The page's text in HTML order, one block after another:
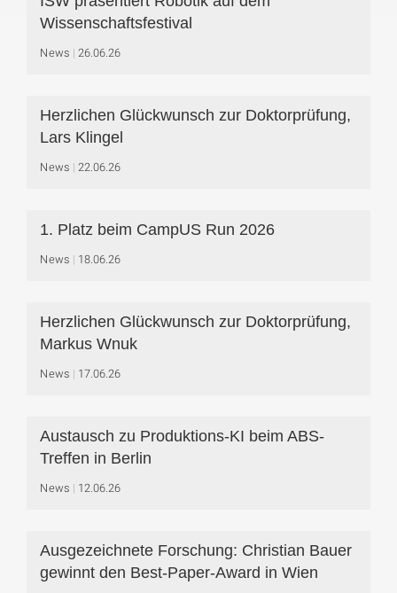
Wissenschaftsfestival
News 26.06.26
Herzlichen Glückwunsch zur Doktorprüfung,
Lars Klingel
News 22.06.26
1. Platz beim CampUS Run 2026
News 18.06.26
Herzlichen Glückwunsch zur Doktorprüfung,
Markus Wnuk
News 17.06.26
Austausch zu Produktions-KI beim ABS-
Treffen in Berlin
News 12.06.26
Ausgezeichnete Forschung: Christian Bauer
gewinnt den Best-Paper-Award in Wien